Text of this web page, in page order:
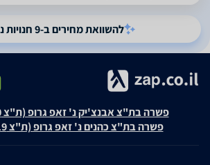
להשוואת מחירים ב-9 חנויות נוספות
פשרה בת"צ אבנצ'יק נ' זאפ גרופ (ת"צ 23008-08-20)
פשרה בת"צ כהנים נ' זאפ גרופ (ת"צ 60371-12-19)